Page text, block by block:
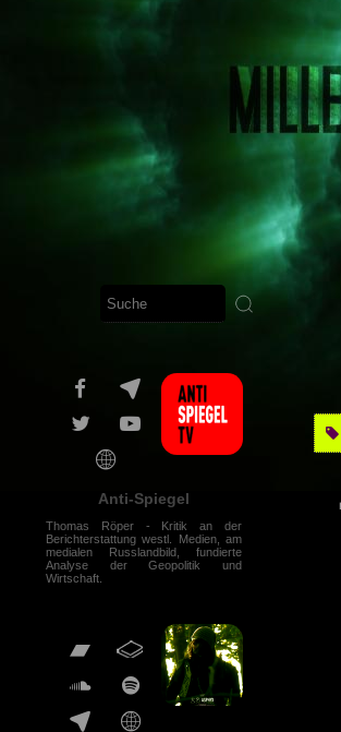
Anti-Spiegel
Thomas Röper - Kritik an der
Berichterstattung westl. Medien, am
medialen Russlandbild, fundierte
Analyse der Geopolitik und
Wirtschaft.